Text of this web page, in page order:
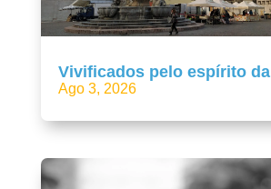
Vivificados pelo espírito
Ago 3, 2026